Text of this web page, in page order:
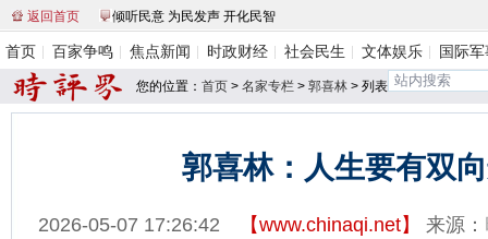
返回首页 倾听民意 为民发声 开化民智
首页 百家争鸣 焦点新闻 时政财经 社会民生 文体娱乐 国际
您的位置： 首页 > 名家专栏 > 郭喜林 > 列表
郭喜林：人生要有双
2026-05-07 17:26:42 【www.chinaqi.net】 来源：